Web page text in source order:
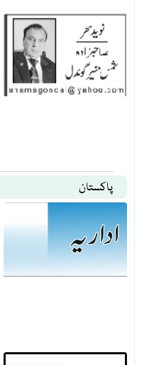
پاکستان